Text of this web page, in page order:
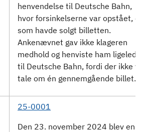
henvendelse til Deutsche Bahn,
hvor forsinkelserne var opstået,
som havde solgt billetten.
Ankenævnet gav ikke klageren
medhold og henviste ham
til Deutsche Bahn, fordi der ikke
tale om én gennemgående billet.
25-0001
Den 23. november 2024 blev en